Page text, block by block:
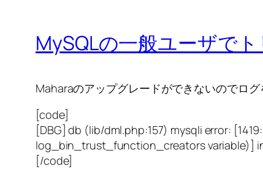
MySQLの一般ユーザで
Maharaのアップグレードができないのでログ
[code]
[DBG] db (lib/dml.php:157) mysqli error:
log_bin_trust_function_creators variable)] in
[/code]